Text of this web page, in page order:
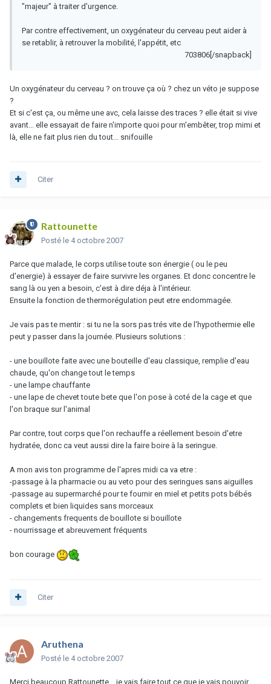
"majeur" à traiter d'urgence.
Par contre effectivement, un oxygénateur du cerveau peut aider à
se retablir, à retrouver la mobilité, l'appétit, etc
703806[/snapback]
Un oxygénateur du cerveau ? on trouve ça où ? chez un véto je suppose
?
Et si c'est ça, ou même une avc, cela laisse des traces ? elle était si vive
avant... elle essayait de faire n'importe quoi pour m'embêter, trop mimi et
là, elle ne fait plus rien du tout... snifouille
Citer
Rattounette
Posté le 4 octobre 2007
Parce que malade, le corps utilise toute son énergie ( ou le peu
d'energie) à essayer de faire survivre les organes. Et donc concentre le
sang là ou yen a besoin, c'est à dire déja à l'intérieur.
Ensuite la fonction de thermorégulation peut etre endommagée.
Je vais pas te mentir : si tu ne la sors pas trés vite de l'hypothermie elle
peut y passer dans la journée. Plusieurs solutions :
- une bouillote faite avec une bouteille d'eau classique, remplie d'eau
chaude, qu'on change tout le temps
- une lampe chauffante
- une lape de chevet toute bete que l'on pose à coté de la cage et que
l'on braque sur l'animal
Par contre, tout corps que l'on rechauffe a réellement besoin d'etre
hydratée, donc ca veut aussi dire la faire boire à la seringue.
A mon avis ton programme de l'apres midi ca va etre :
-passage à la pharmacie ou au veto pour des seringues sans aiguilles
-passage au supermarché pour te fournir en miel et petits pots bébés
complets et bien liquides sans morceaux
- changements frequents de bouillote si bouillote
- nourrissage et abreuvement fréquents
bon courage
Citer
Aruthena
Posté le 4 octobre 2007
Merci beaucoup Rattounette... je vais faire tout ce que je vais pouvoir